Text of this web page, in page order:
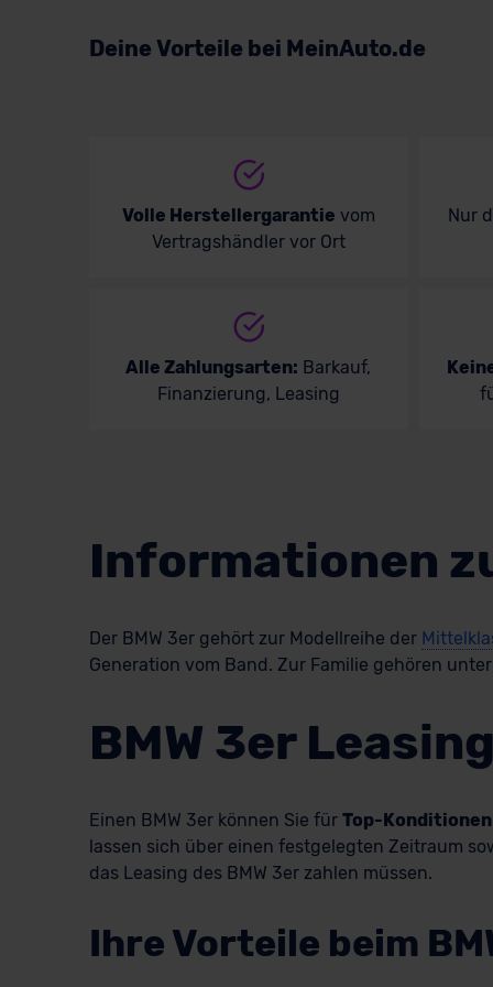
Volvo
Deine Vorteile bei MeinAuto.de
Volle Herstellergarantie vom
Vertragshändler vor Ort
Nur
Alle Zahlungsarten: Barkauf,
Finanzierung, Leasing
Informationen
Der BMW 3er gehört zur Modellreihe der
Generation vom Band. Zur Familie gehören
BMW 3er
Einen BMW 3er können Sie für Top-Konditionen
lassen sich über einen festgelegten Zeitraum
das Leasing des BMW 3er zahlen müssen.
Ihre Vorteile beim